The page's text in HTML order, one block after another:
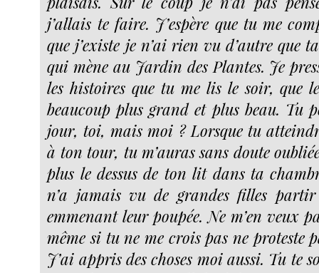
j’allais te faire. J’espère que tu me
que j’existe je n’ai rien vu d’autre que
qui mène au Jardin des Plantes. Je
les histoires que tu me lis le soir, que
beaucoup plus grand et plus beau. Tu
jour, toi, mais moi ? Lorsque tu
à ton tour, tu m’auras sans doute
plus le dessus de ton lit dans ta
n’a jamais vu de grandes filles partir
emmenant leur poupée. Ne m’en veux
même si tu ne me crois pas ne proteste
J’ai appris des choses moi aussi. Tu te